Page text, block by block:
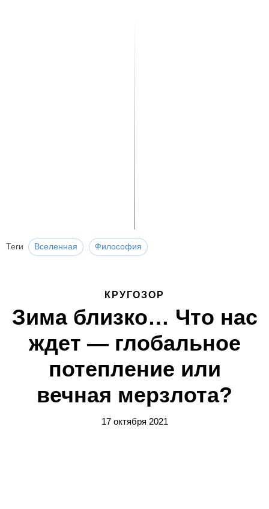
Теги Вселенная Философия
КРУГОЗОР
Зима близко… Что нас
ждет — глобальное
потепление или
вечная мерзлота?
17 октября 2021